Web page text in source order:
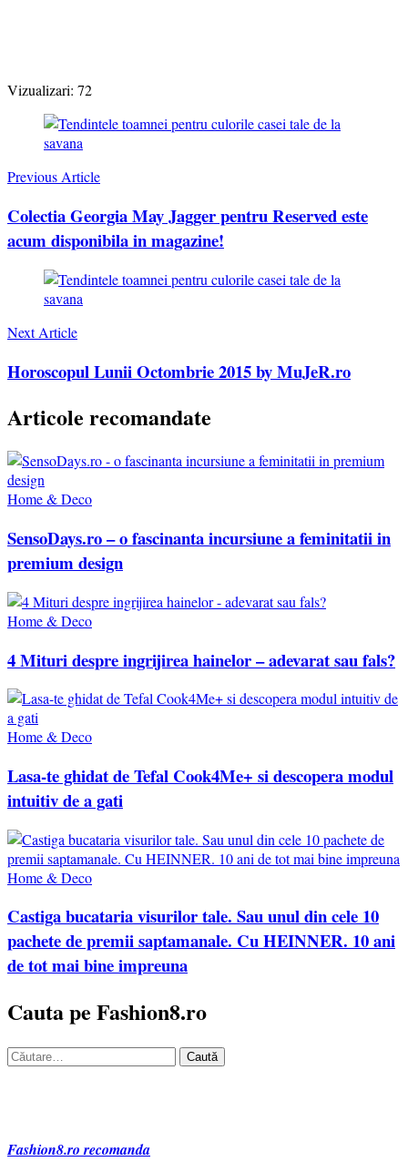
Vizualizari: 72
Post
Navigation
Previous Article
Colectia Georgia May Jagger pentru Reserved este
acum disponibila in magazine!
Next Article
Horoscopul Lunii Octombrie 2015 by MuJeR.ro
Articole recomandate
Home & Deco
SensoDays.ro – o fascinanta incursiune a feminitatii in
premium design
Home & Deco
4 Mituri despre ingrijirea hainelor – adevarat sau fals?
Home & Deco
Lasa-te ghidat de Tefal Cook4Me+ si descopera modul
intuitiv de a gati
Home & Deco
Castiga bucataria visurilor tale. Sau unul din cele 10
pachete de premii saptamanale. Cu HEINNER. 10 ani
de tot mai bine impreuna
Cauta pe Fashion8.ro
Caută
Fashion8.ro recomanda